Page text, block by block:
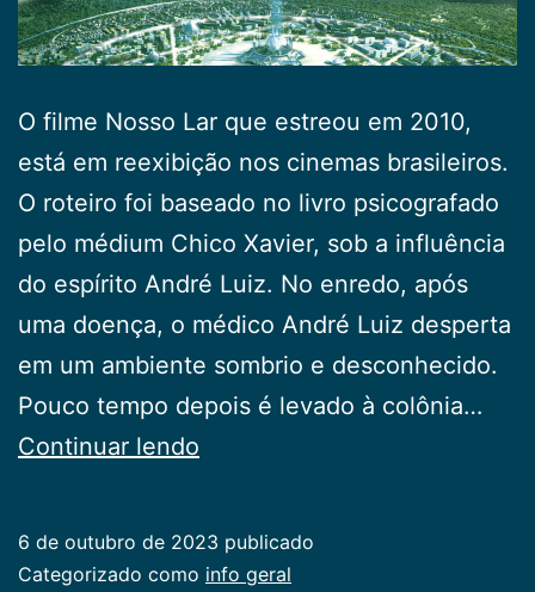
O filme Nosso Lar que estreou em 2010,
está em reexibição nos cinemas brasileiros.
O roteiro foi baseado no livro psicografado
pelo médium Chico Xavier, sob a influência
do espírito André Luiz. No enredo, após
uma doença, o médico André Luiz desperta
em um ambiente sombrio e desconhecido.
Pouco tempo depois é levado à colônia…
Continuar lendo
6 de outubro de 2023 publicado
Categorizado como info geral